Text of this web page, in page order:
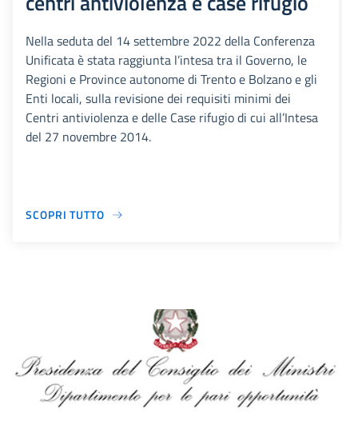
Nella seduta del 14 settembre 2022 della Conferenza
Unificata è stata raggiunta l’intesa tra il Governo, le
Regioni e Province autonome di Trento e Bolzano e gli
Enti locali, sulla revisione dei requisiti minimi dei
Centri antiviolenza e delle Case rifugio di cui all’Intesa
del 27 novembre 2014.
SCOPRI TUTTO